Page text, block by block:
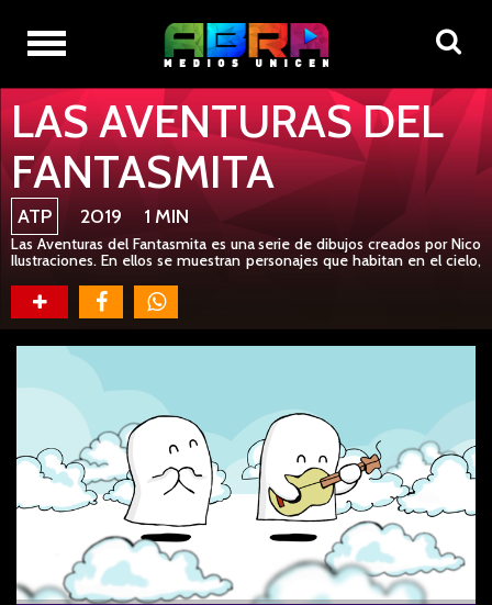
ORIGINALES ABRATV
LAS AVENTURAS DEL
FANTASMITA
ATP 2019 1 MIN
Las Aventuras del Fantasmita es una serie de dibujos creados por Nico
Ilustraciones. En ellos se muestran personajes que habitan en el cielo,
muertos tienen una sonrisa pícara con un poco de nostalgia. Todos los
días, a pesar de los errores y los aciertos, siguen adelante con sus
aventuras para hacer del otro mundo un lugar más lindo.